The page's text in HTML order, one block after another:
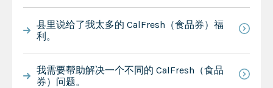
县里说给了我太多的 CalFresh（食品券）福
利。
我需要帮助解决一个不同的 CalFresh（食品
券）问题。